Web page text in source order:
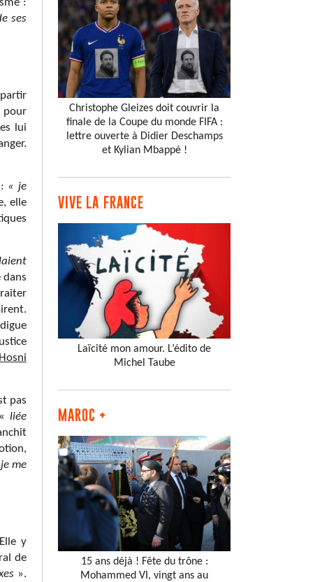
ses
pour
lui
« je
elle
dans
pas
liée
me
y
de
».
Christophe Gleizes doit couvrir la
finale de la Coupe du monde FIFA :
lettre ouverte à Didier Deschamps
et Kylian Mbappé !
VIVE LA FRANCE
Laïcité mon amour. L’édito de
Michel Taube
MAROC +
15 ans déjà ! Fête du trône :
Mohammed VI, vingt ans au